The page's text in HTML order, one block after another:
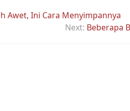
Awet, Ini Cara Menyimpannya
Next: Beberapa